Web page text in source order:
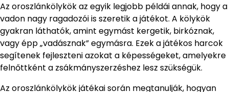
Az oroszlánkölykök az egyik legjobb példái annak, hogy a
vadon nagy ragadozói is szeretik a játékot. A kölykök
gyakran láthatók, amint egymást kergetik, birkóznak,
vagy épp „vadásznak” egymásra. Ezek a játékos harcok
segítenek fejleszteni azokat a képességeket, amelyekre
felnőttként a zsákmányszerzéshez lesz szükségük.
Az oroszlánkölykök játékai során megtanulják, hogyan